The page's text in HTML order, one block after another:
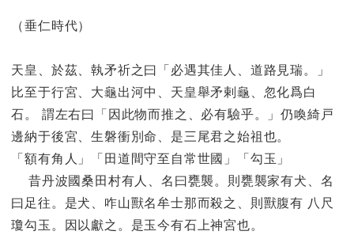
（垂仁時代）
天皇、於茲、執矛祈之曰「必遇其佳人、道路見瑞。」
比至于行宮、大龜出河中、天皇舉矛剌龜、忽化爲白
石。 謂左右曰「因此物而推之、必有驗乎。」仍喚綺戸
邊納于後宮、生磐衝別命、是三尾君之始祖也。
「額有角人」「田道間守至自常世國」「勾玉」
昔丹波國桑田村有人、名曰甕襲。則甕襲家有犬、名
曰足往。是犬、咋山獸名牟士那而殺之、則獸腹有 八尺
瓊勾玉。因以獻之。是玉今有石上神宮也。